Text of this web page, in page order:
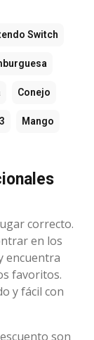
Switch
Conejo
Mango
correcto.
en los
encuentra
favoritos.
y fácil con
son